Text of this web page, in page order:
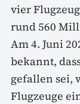
vier
rund 560
Am 4. Juni
bekannt,
gefallen sei,
Flugzeuge